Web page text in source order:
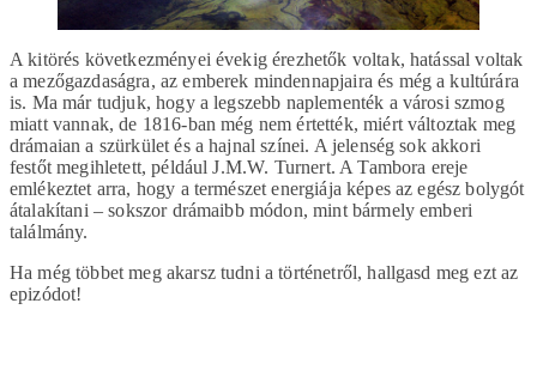
A kitörés következményei évekig érezhetők voltak, hatással voltak
a mezőgazdaságra, az emberek mindennapjaira és még a kultúrára
is. Ma már tudjuk, hogy a legszebb naplementék a városi szmog
miatt vannak, de 1816-ban még nem értették, miért változtak meg
drámaian a szürkület és a hajnal színei. A jelenség sok akkori
festőt megihletett, például J.M.W. Turnert. A Tambora ereje
emlékeztet arra, hogy a természet energiája képes az egész bolygót
átalakítani – sokszor drámaibb módon, mint bármely emberi
találmány.
Ha még többet meg akarsz tudni a történetről, hallgasd meg ezt az
epizódot!